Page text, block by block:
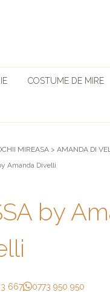
COSTUME DE MIRE
MIREASA >AMANDA DI
Amanda Divelli
by
667 0773 950 950